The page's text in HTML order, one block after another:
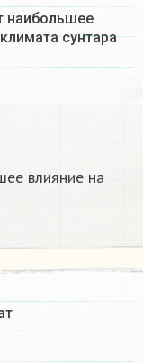
наибольшее
сунтара​
влияние на